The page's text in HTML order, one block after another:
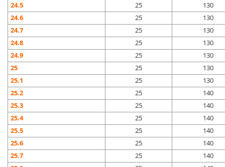
24.5
25
130
24.6
25
130
24.7
25
130
24.8
25
130
24.9
25
130
25
25
130
25.1
25
130
25.2
25
140
25.3
25
140
25.4
25
140
25.5
25
140
25.6
25
140
25.7
25
140